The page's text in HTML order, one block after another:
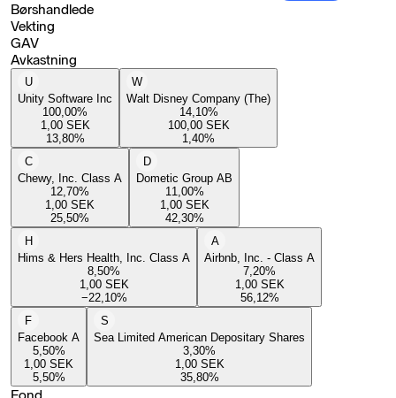
Børshandlede
Vekting
GAV
Avkastning
U
Unity Software Inc
100,00%
1,00 SEK
13,80%
W
Walt Disney Company (The)
14,10%
100,00 SEK
1,40%
C
Chewy, Inc. Class A
12,70%
1,00 SEK
25,50%
D
Dometic Group AB
11,00%
1,00 SEK
42,30%
H
Hims & Hers Health, Inc. Class A
8,50%
1,00 SEK
−22,10%
A
Airbnb, Inc. - Class A
7,20%
1,00 SEK
56,12%
F
Facebook A
5,50%
1,00 SEK
5,50%
S
Sea Limited American Depositary Shares
3,30%
1,00 SEK
35,80%